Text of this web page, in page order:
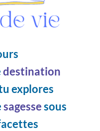
destination
explores
sagessesous